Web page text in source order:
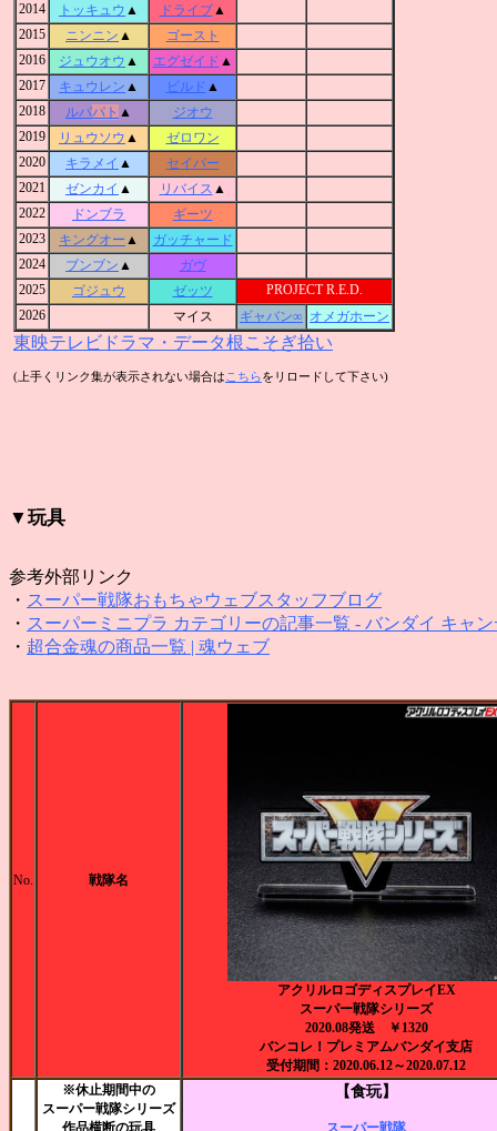
2014
トッキュウ ▲ ドライブ▲
2015
ニンニン ▲
ゴースト
2016
ジュウオウ ▲ エグゼイド ▲
2017
キュウレン ▲ ビルド ▲
2018
ルパパト ▲
ジオウ
2019
リュウソウ ▲
ゼロワン
2020
キラメイ ▲
セイバー
2021
ゼンカイ ▲ リバイス ▲
2022
ドンブラ
ギーツ
2023
キングオー ▲
ガッチャード
2024
ブンブン ▲
ガヴ
2025
ゴジュウ ゼッツ
PROJECT R.E.D.
2026
マイス ギャバン∞ オメガホーン
東映テレビドラマ・データ根こそぎ拾い
(上手くリンク集が表示されない場合は こちらをリロードして下さい)
▼玩具
参考外部リンク
・ スーパー戦隊おもちゃウェブスタッフブログ
・ スーパーミニプラ カテゴリーの記事一覧 - バンダイ キャ
・ 超合金魂の商品一覧 | 魂ウェブ
No. 戦隊名
アクリルロゴディスプレイEX
スーパー戦隊シリーズ
2020.08発送 ￥1320
バンコレ！プレミアムバンダイ支店
受付期間：2020.06.12～2020.07.12
※休止期間中の
スーパー戦隊シリーズ
【食玩】